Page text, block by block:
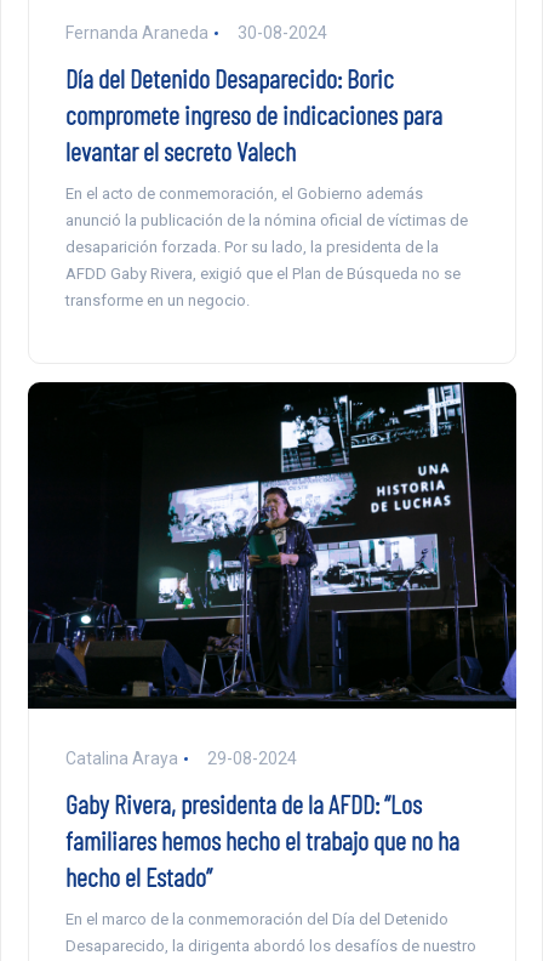
Fernanda Araneda 30-08-2024
Día del Detenido Desaparecido: Boric
compromete ingreso de indicaciones para
levantar el secreto Valech
En el acto de conmemoración, el Gobierno además
anunció la publicación de la nómina oficial de víctimas de
desaparición forzada. Por su lado, la presidenta de la
AFDD Gaby Rivera, exigió que el Plan de Búsqueda no se
transforme en un negocio.
Catalina Araya 29-08-2024
Gaby Rivera, presidenta de la AFDD: “Los
familiares hemos hecho el trabajo que no ha
hecho el Estado”
En el marco de la conmemoración del Día del Detenido
Desaparecido, la dirigenta abordó los desafíos de nuestro